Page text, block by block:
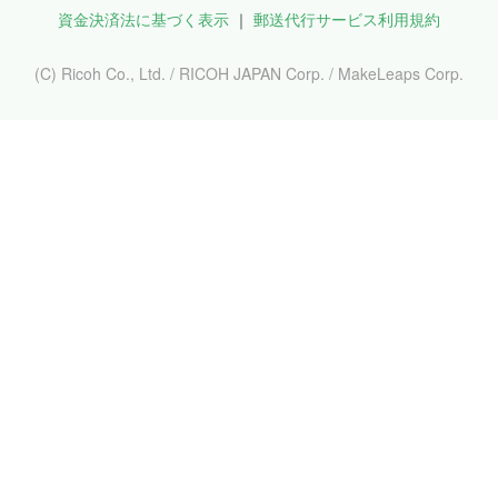
資金決済法に基づく表示
郵送代行サービス利用規約
(C) Ricoh Co., Ltd. / RICOH JAPAN Corp. / MakeLeaps Corp.